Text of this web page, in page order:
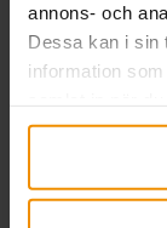
annons- och
Dessa kan i sin
information